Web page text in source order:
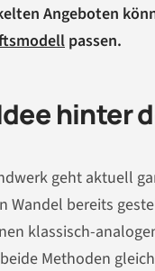
Angeboten
passen.
hinter
geht aktuell
Wandel bereits
klassisch-
Methoden